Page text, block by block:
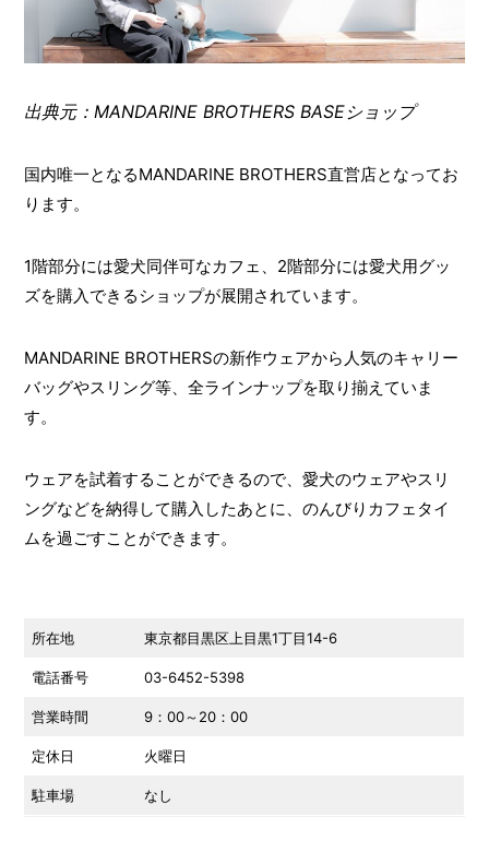
出典元：MANDARINE BROTHERS BASEショップ
国内唯一となるMANDARINE BROTHERS直営店となってお
ります。
1階部分には愛犬同伴可なカフェ、2階部分には愛犬用グッ
ズを購入できるショップが展開されています。
MANDARINE BROTHERSの新作ウェアから人気のキャリー
バッグやスリング等、全ラインナップを取り揃えていま
す。
ウェアを試着することができるので、愛犬のウェアやスリ
ングなどを納得して購入したあとに、のんびりカフェタイ
ムを過ごすことができます。
所在地 東京都目黒区上目黒1丁目14-6
電話番号 03-6452-5398
営業時間 9：00～20：00
定休日 火曜日
駐車場 なし